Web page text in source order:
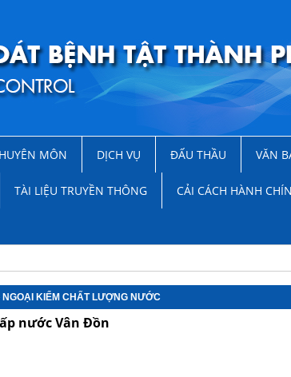
MÔN DỊCH VỤ ĐẤU THẦU VĂN
TÀI LIỆU TRUYỀN THÔNG CẢI CÁCH HÀNH
NGOẠI KIỂM CHẤT LƯỢNG NƯỚC
nước Vân Đồn